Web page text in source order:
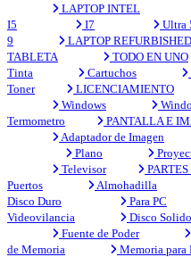
LAPTOP INTEL
I5
I7 Ultra
9
LAPTOP REFURBISHED
TABLETA
TODO EN UNO
Tinta
Cartuchos
Toner
LICENCIAMIENTO
Windows
Termometro
PANTALLA E
Adaptador de Imagen
Plano
Televisor
PARTES
Puertos
Almohadilla
Disco Duro
Para PC
Videovilancia
Disco Solido
Fuente de Poder
de Memoria
Memoria para